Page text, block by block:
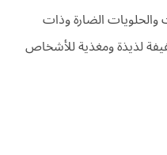
والحلويات الضارة وذات
لذيذة ومغذية للأشخاص